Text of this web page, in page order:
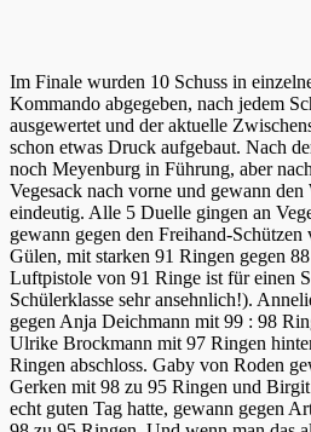
Im Finale wurden 10 Schuss in
Kommando abgegeben, nach jedem
ausgewertet und der aktuelle
schon etwas Druck aufgebaut. Nach
noch Meyenburg in Führung, aber
Vegesack nach vorne und gewann
eindeutig. Alle 5 Duelle gingen an
gewann gegen den Freihand-
Gülen, mit starken 91 Ringen gegen
Luftpistole von 91 Ringe ist für einen
Schülerklasse sehr ansehnlich!).
gegen Anja Deichmann mit 99 : 98
Ulrike Brockmann mit 97 Ringen
Ringen abschloss. Gaby von Roden
Gerken mit 98 zu 95 Ringen und
echt guten Tag hatte, gewann gegen